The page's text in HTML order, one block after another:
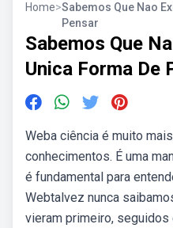
Home>Sabemos Que Nao
Pensar
Sabemos Que
Unica Forma De
Weba ciência é muito
conhecimentos. É uma
é fundamental para
Webtalvez nunca
vieram primeiro, seguidos